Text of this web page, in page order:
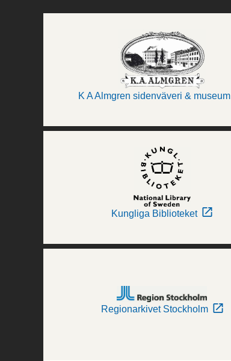
K A Almgren sidenväveri & museum
Kungliga Biblioteket
Regionarkivet Stockholm